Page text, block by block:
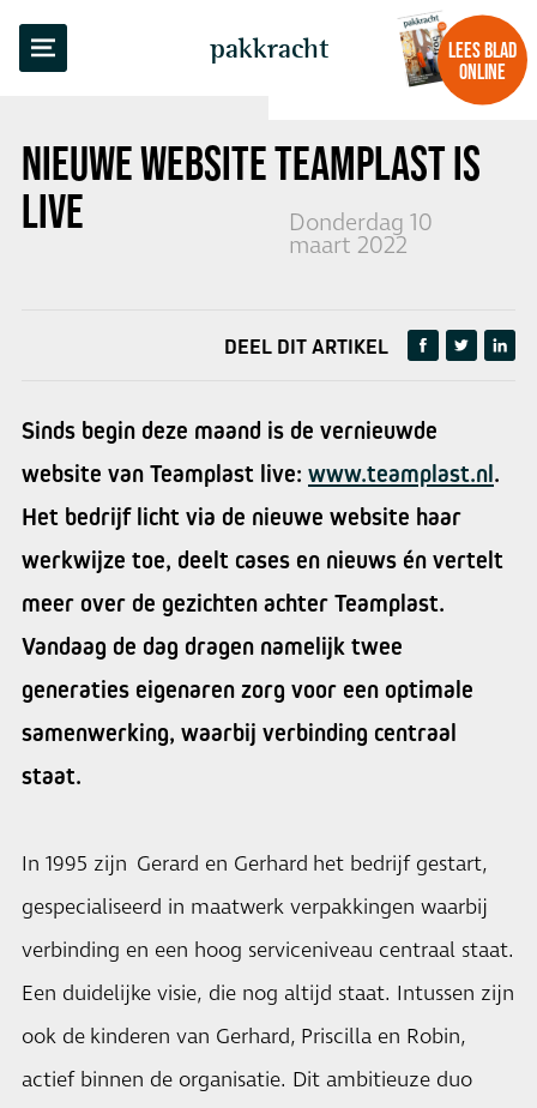
pakkracht
LEES BLAD
ONLINE
NIEUWE WEBSITE TEAMPLASTIS
LIVE
Donderdag 10
maart 2022
TERUG NAAR OVERZICHT
DEEL DIT ARTIKEL
Sinds begin deze maand is de vernieuwde
website van Teamplast live: www.teamplast.nl.
Het bedrijf licht via de nieuwe website haar
werkwijze toe, deelt cases en nieuws én vertelt
meer over de gezichten achter Teamplast.
Vandaag de dag dragen namelijk twee
generaties eigenaren zorg voor een optimale
samenwerking, waarbij verbinding centraal
staat.
In 1995 zijn Gerard en Gerhard het bedrijf gestart,
gespecialiseerd in maatwerk verpakkingen waarbij
verbinding en een hoog serviceniveau centraal staat.
Een duidelijke visie, die nog altijd staat. Intussen zijn
ook de kinderen van Gerhard, Priscilla en Robin,
actief binnen de organisatie. Dit ambitieuze duo